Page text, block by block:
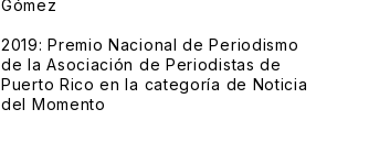
Gómez
2019: Premio Nacional de Periodismo
de la Asociación de Periodistas de
Puerto Rico en la categoría de Noticia
del Momento